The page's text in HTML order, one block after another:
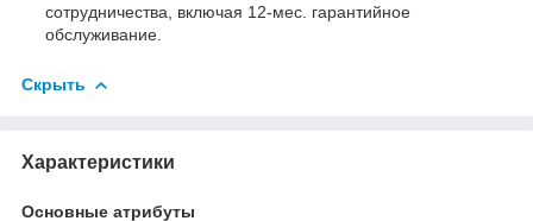
сотрудничества, включая 12-мес. гарантийное
обслуживание.
Скрыть
Характеристики
Основные атрибуты